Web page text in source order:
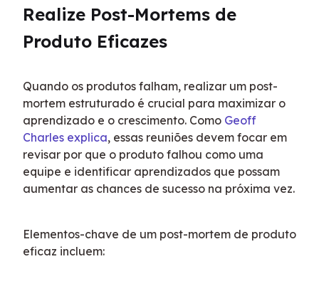
Realize Post-Mortems de
Produto Eficazes
Quando os produtos falham, realizar um post-
mortem estruturado é crucial para maximizar o
aprendizado e o crescimento. Como Geoff
Charles explica, essas reuniões devem focar em
revisar por que o produto falhou como uma
equipe e identificar aprendizados que possam
aumentar as chances de sucesso na próxima vez.
Elementos-chave de um post-mortem de produto
eficaz incluem: